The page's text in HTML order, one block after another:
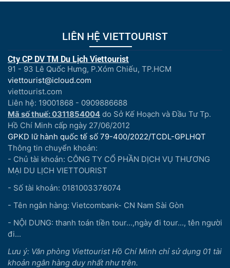
LIÊN HỆ VIETTOURIST
Cty CP DV TM Du Lịch Viettourist
91 - 93 Lê Quốc Hưng, P.Xóm Chiếu, TP.HCM
viettourist@icloud.com
viettourist.com
Liên hệ: 19001868 - 0909886688
Mã số thuế: 0311854004 do Sở Kế Hoạch và Đầu Tư Tp.
Hồ Chí Minh cấp ngày 27/06/2012
GPKD lữ hành quốc tế số 79-400/2022/TCDL-GPLHQT
Thông tin chuyển khoản:
- Chủ tài khoản: CÔNG TY CỔ PHẦN DỊCH VỤ THƯƠNG
MẠI DU LỊCH VIETTOURIST
- Số tài khoản: 0181003376074
- Tên ngân hàng: Vietcombank- CN Nam Sài Gòn
- NỘI DUNG: thanh toán tiền tour...,ngày đi tour..., tên người
đi...
Lưu ý: Văn phòng Viettourist Hồ Chí Minh chỉ sử dụng 01 tài
khoản ngân hàng duy nhất như trên.